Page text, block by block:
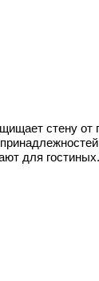
стену
для гостиных.